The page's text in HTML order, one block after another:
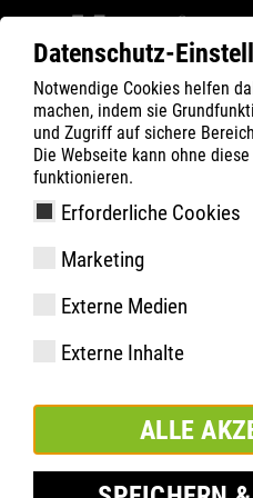
Datenschutz-
Notwendige Cookies helfen
machen, indem sie
und Zugriff auf sichere
Die Webseite kann ohne
funktionieren.
Erforderliche Cookies
Marketing
Externe Medien
Externe Inhalte
ALLE
ATLAS GESUNDHEIT
4 häufige Fußprobleme